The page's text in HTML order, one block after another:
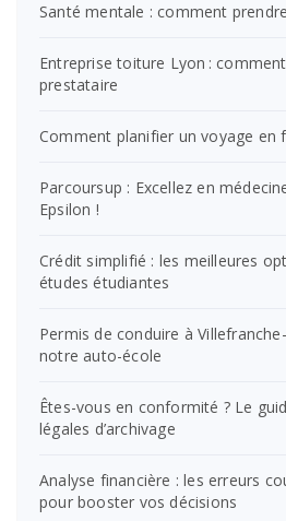
Santé mentale : comment
Entreprise toiture Lyon :
prestataire
Comment planifier un voyage en
Parcoursup : Excellez en
Epsilon !
Crédit simplifié : les meilleures
études étudiantes
Permis de conduire à
notre auto-école
Êtes-vous en conformité ? Le
légales d’archivage
Analyse financière : les erreurs
pour booster vos décisions